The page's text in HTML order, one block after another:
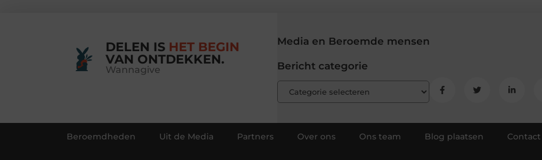
DELEN IS HET BEGIN
VAN ONTDEKKEN.
Wannagive
Media en Beroemde mensen
Bericht categorie
Beroemdheden Uit de Media Partners Over ons Ons team Blog plaatsen Contact